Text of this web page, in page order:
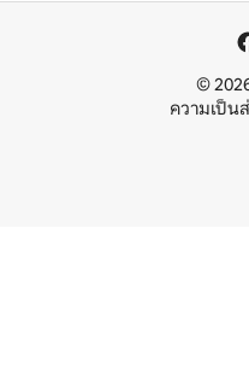
©
ความเป็น